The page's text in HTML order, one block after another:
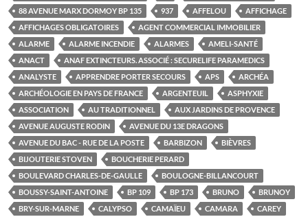
88 AVENUE MARX DORMOY BP 135
937 AFFELOU
AFFICHAGE
AFFICHAGES OBLIGATOIRES
AGENT COMMERCIAL IMMOBILIER
ALARME
ALARME INCENDIE ALARMES
AMELI-SANTÉ
ANACT
ANAF EXTINCTEURS. ASSOCIÉ : SECURELIFE PARAMEDICS
ANALYSTE
APPRENDRE PORTER SECOURS APS
ARCHÉA
ARCHÉOLOGIE EN PAYS DE FRANCE
ARGENTEUIL
ASPHYXIE
ASSOCIATION
AU TRADITIONNEL
AUX JARDINS DE PROVENCE
AVENUE AUGUSTE RODIN
AVENUE DU 13E DRAGONS
AVENUE DU BAC - RUE DE LA POSTE
BARBIZON
BIÈVRES
BIJOUTERIE STOVEN
BOUCHERIE PERARD
BOULEVARD CHARLES-DE-GAULLE
BOULOGNE-BILLANCOURT
BOUSSY-SAINT-ANTOINE
BP 109 BP 173 BRUNO
BRUNOY
BRY-SUR-MARNE
CALYPSO CAMAÏEU CAMARA
CAREY